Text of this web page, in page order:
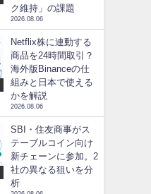
ク維持」の課題
2026.08.06
Netflix株に連動する
商品を24時間取引？
海外版Binanceの仕
組みと日本で使える
かを解説
2026.08.06
SBI・住友商事がス
テーブルコイン向け
新チェーンに参加。2
社の異なる狙いを分
析